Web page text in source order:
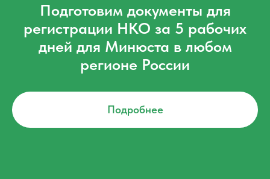
Подготовим документы для
регистрации НКО за 5 рабочих
дней для Минюста в любом
регионе России
Подробнее